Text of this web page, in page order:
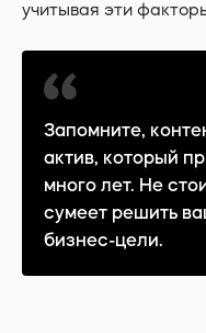
учитывая эти
Запомните,
актив, который
много лет. Не
сумеет решить
бизнес-цели.